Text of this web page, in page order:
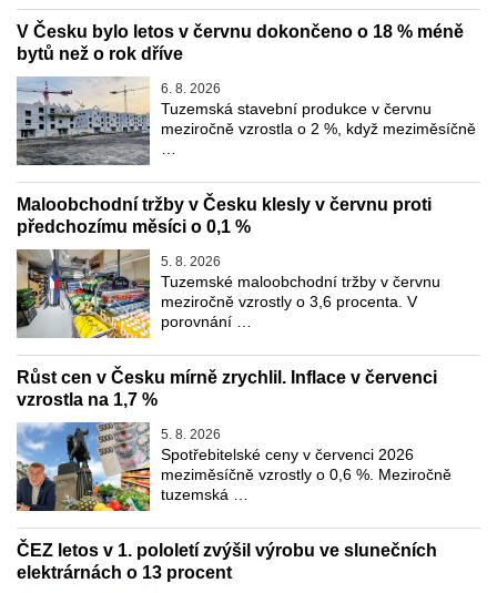
V Česku bylo letos v červnu dokončeno o 18 % méně
bytů než o rok dříve
6. 8. 2026
Tuzemská stavební produkce v červnu
meziročně vzrostla o 2 %, když meziměsíčně
Maloobchodní tržby v Česku klesly v červnu proti
předchozímu měsíci o 0,1 %
5. 8. 2026
Tuzemské maloobchodní tržby v červnu
meziročně vzrostly o 3,6 procenta. V
porovnání …
Růst cen v Česku mírně zrychlil. Inflace v červenci
vzrostla na 1,7 %
5. 8. 2026
Spotřebitelské ceny v červenci 2026
meziměsíčně vzrostly o 0,6 %. Meziročně
tuzemská …
ČEZ letos v 1. pololetí zvýšil výrobu ve slunečních
elektrárnách o 13 procent